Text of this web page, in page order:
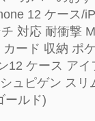
12 ケース/
対応 耐衝撃
ード 収納 ポ
12 ケース アイ
ュピゲン スリ
ールド)